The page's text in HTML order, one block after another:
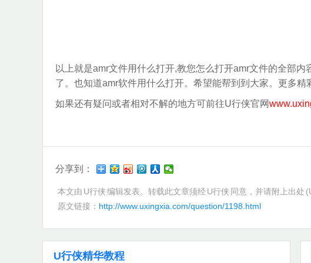
以上就是amr文件用什么打开,教您怎么打开amr文件的全部
了。也知道amr软件用什么打开。希望能帮到到大家。更多精
如果还有疑问或者相对不解的地方可前往U行侠官网
分享到：
本文由 U行侠编辑发表。转载此文章须经U行侠 同意，并请附上出处
原文链接： http://www.uxingxia.com/question/1198.html
U行侠精华教程